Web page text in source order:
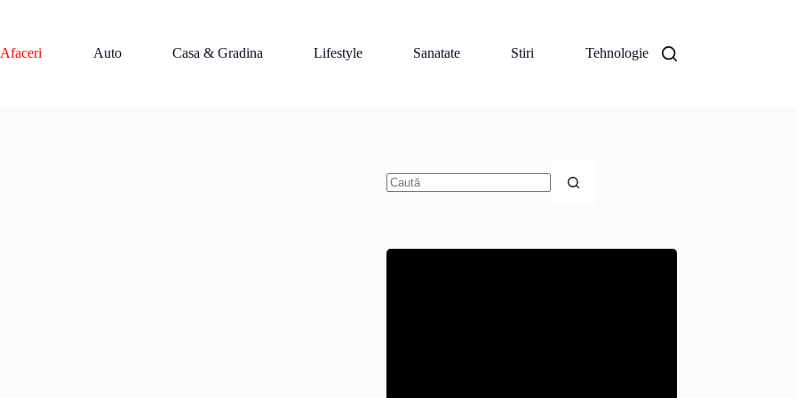
Afaceri
Auto Casa & Gradina Lifestyle Sanatate Stiri Tehnologie